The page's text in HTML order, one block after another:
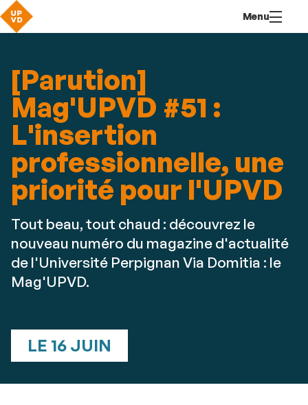
contenu
Menu
[Parution]
Mag'UPVD #51 :
L'insertion
professionnelle, une
priorité pour l'UPVD
Tout beau, tout chaud : découvrez le
nouveau numéro du magazine d'actualité
de l'Université Perpignan Via Domitia : le
Mag'UPVD.
LE 16 JUIN